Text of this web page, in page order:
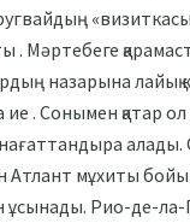
. Мәртебеге
назарына лайық
. Сонымен қатар ол
Атлант мұхиты
Рио-де-